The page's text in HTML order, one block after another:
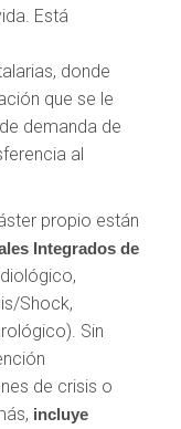
Está
donde
que se le
demanda de
al
propio están
Integrados de
Shock,
Sin
de crisis o
incluye